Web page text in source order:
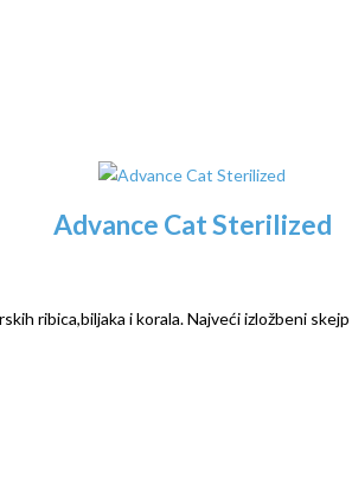
Advance Cat Sterilized
ribica,biljaka i korala. Najveći izložbeni